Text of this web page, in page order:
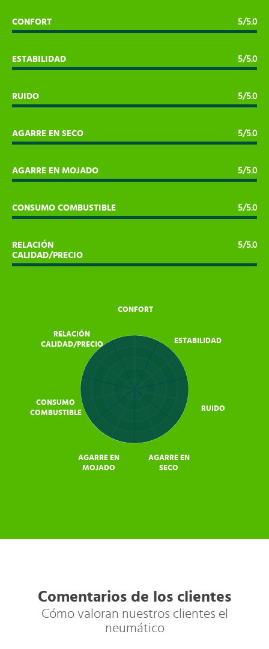
CONFORT 5/5.0
ESTABILIDAD 5/5.0
RUIDO 5/5.0
AGARRE EN SECO 5/5.0
AGARRE EN MOJADO 5/5.0
CONSUMO COMBUSTIBLE 5/5.0
RELACIÓN
CALIDAD/PRECIO
5/5.0
CONFORT
ESTABILIDAD
RUIDO
AGARRE EN
SECO
AGARRE EN
MOJADO
CONSUMO
COMBUSTIBLE
RELACIÓN
CALIDAD/PRECIO
Comentarios de los clientes
Cómo valoran nuestros clientes el
neumático